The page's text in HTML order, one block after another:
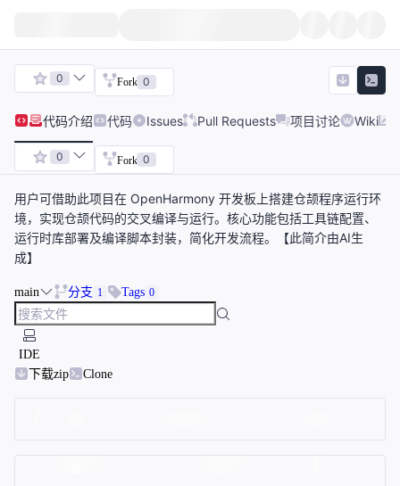
0 Fork 0
代码介绍 代码 Issues Pull Requests 项目讨论 Wiki
0 Fork 0
用户可借助此项目在 OpenHarmony 开发板上搭建仓颉程序运行环
境，实现仓颉代码的交叉编译与运行。核心功能包括工具链配置、
运行时库部署及编译脚本封装，简化开发流程。【此简介由AI生
成】
main 分支 1 Tags 0
IDE
下载zip
Clone